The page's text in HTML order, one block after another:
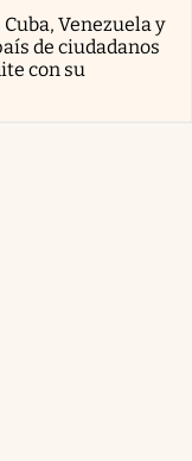
Venezuela y
de ciudadanos
con su